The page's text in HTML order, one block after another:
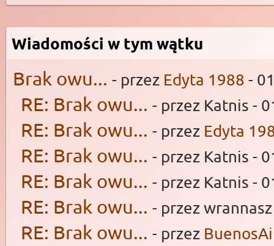
Wiadomości w tym wątku
Brak owu... - przez Edyta 1988 -
RE: Brak owu... - przez Katnis -
RE: Brak owu... - przez Edyta
RE: Brak owu... - przez Katnis -
RE: Brak owu... - przez Katnis -
RE: Brak owu... - przez
RE: Brak owu... - przez